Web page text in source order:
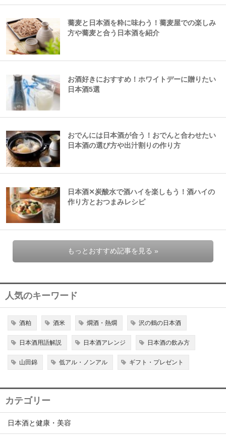
蕎麦と日本酒を粋に味わう！蕎麦屋での楽しみ
方や蕎麦と合う日本酒を紹介
お酒好きにおすすめ！ホワイトデーに贈りたい
日本酒5選
おでんには日本酒が合う！おでんと合わせたい
日本酒の選び方や出汁割りの作り方
日本酒✕炭酸水で酒ハイを楽しもう！酒ハイの
作り方とおつまみレシピ
もっとおすすめ記事を見る »
人気のキーワード
酒粕 酒米 燗酒・熱燗 沢の鶴の日本酒
日本酒用語解説 日本酒アレンジ 日本酒の飲み方
山田錦 低アル・ノンアル ギフト・プレゼント
カテゴリー
日本酒と健康・美容